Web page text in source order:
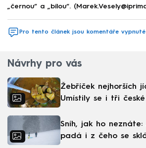
„černou“ a „bílou“.
Pro tento článek jsou komentáře vypnuté
Návrhy pro vás
Žebříček nejhorších
Umístily se i tři české
Sníh, jak ho neznáte:
padá i z čeho se